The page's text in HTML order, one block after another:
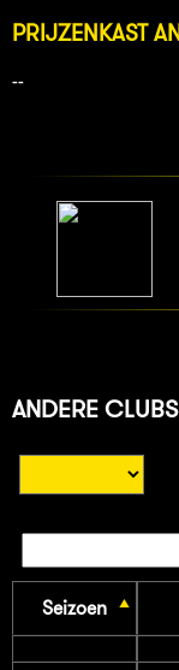
PRIJZENKAST
--
ANDERE CLUBS
Seizoen